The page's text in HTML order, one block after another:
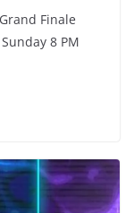
Finale
8 PM